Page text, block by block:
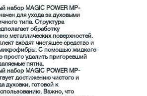
набор MAGIC POWER MP-
для ухода за духовыми
типа. Структура
обработку
металлических поверхностей.
входят чистящее средство и
С помощью жидкого
просто удалить пригоревший
пятна.
набор MAGIC POWER MP-
достижению чистого и
духовки, готовой к
Важно, что